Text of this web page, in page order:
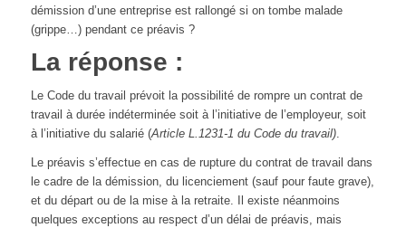
démission d’une entreprise est rallongé si on tombe malade
(grippe…) pendant ce préavis ?
La réponse :
Le Code du travail prévoit la possibilité de rompre un contrat de
travail à durée indéterminée soit à l’initiative de l’employeur, soit
à l’initiative du salarié (Article L.1231-1 du Code du travail).
Le préavis s’effectue en cas de rupture du contrat de travail dans
le cadre de la démission, du licenciement (sauf pour faute grave),
et du départ ou de la mise à la retraite. Il existe néanmoins
quelques exceptions au respect d’un délai de préavis, mais